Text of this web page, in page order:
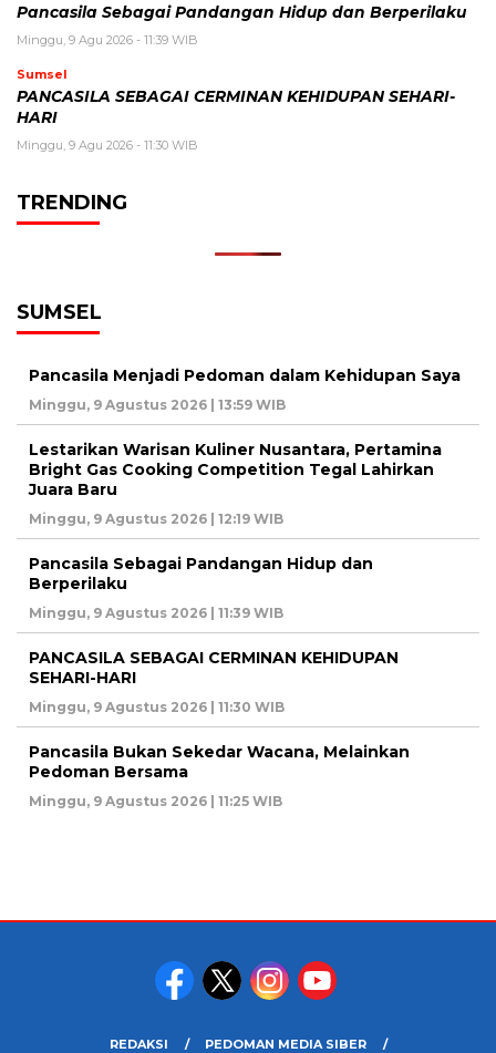
Pancasila Sebagai Pandangan Hidup dan Berperilaku
Minggu, 9 Agu 2026 - 11:39 WIB
Sumsel
PANCASILA SEBAGAI CERMINAN KEHIDUPAN SEHARI-
HARI
Minggu, 9 Agu 2026 - 11:30 WIB
TRENDING
SUMSEL
Pancasila Menjadi Pedoman dalam Kehidupan Saya
Minggu, 9 Agustus 2026 | 13:59 WIB
Lestarikan Warisan Kuliner Nusantara, Pertamina
Bright Gas Cooking Competition Tegal Lahirkan
Juara Baru
Minggu, 9 Agustus 2026 | 12:19 WIB
Pancasila Sebagai Pandangan Hidup dan
Berperilaku
Minggu, 9 Agustus 2026 | 11:39 WIB
PANCASILA SEBAGAI CERMINAN KEHIDUPAN
SEHARI-HARI
Minggu, 9 Agustus 2026 | 11:30 WIB
Pancasila Bukan Sekedar Wacana, Melainkan
Pedoman Bersama
Minggu, 9 Agustus 2026 | 11:25 WIB
REDAKSI PEDOMAN MEDIA SIBER